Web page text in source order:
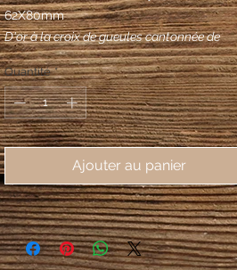
62X80mm
D'or à la croix de gueules cantonnée de
quatre lionceaux du même.
Quantité *
Ajouter au panier